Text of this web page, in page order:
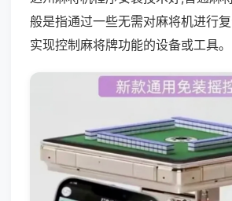
般是指通过一些无需对麻将机进行
实现控制麻将牌功能的设备或工具。